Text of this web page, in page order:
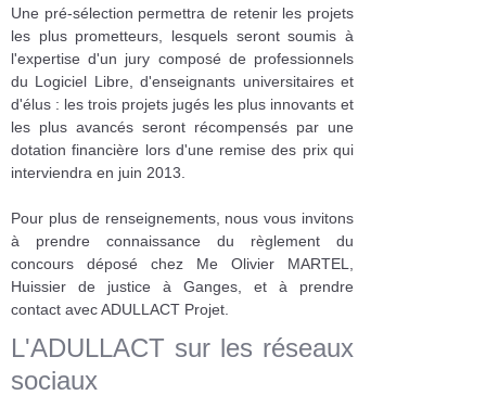
Une pré-sélection permettra de retenir les projets
les plus prometteurs, lesquels seront soumis à
l'expertise d'un jury composé de professionnels
du Logiciel Libre, d'enseignants universitaires et
d'élus : les trois projets jugés les plus innovants et
les plus avancés seront récompensés par une
dotation financière lors d'une remise des prix qui
interviendra en juin 2013.
Pour plus de renseignements, nous vous invitons
à prendre connaissance du règlement du
concours déposé chez Me Olivier MARTEL,
Huissier de justice à Ganges, et à prendre
contact avec ADULLACT Projet.
L'ADULLACT sur les réseaux
sociaux